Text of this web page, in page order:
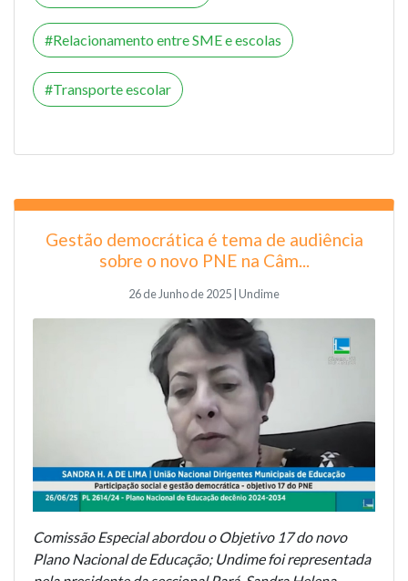
Relacionamento entre SME e escolas
Transporte escolar
Gestão democrática é tema de audiência
sobre o novo PNE na Câm...
26 de Junho de 2025 | Undime
Comissão Especial abordou o Objetivo 17 do novo
Plano Nacional de Educação; Undime foi representada